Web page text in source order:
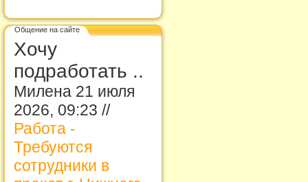
Общение на сайте
Хочу
подработать ..
Милена 21 июля
2026, 09:23 //
Работа -
Требуются
сотрудники в